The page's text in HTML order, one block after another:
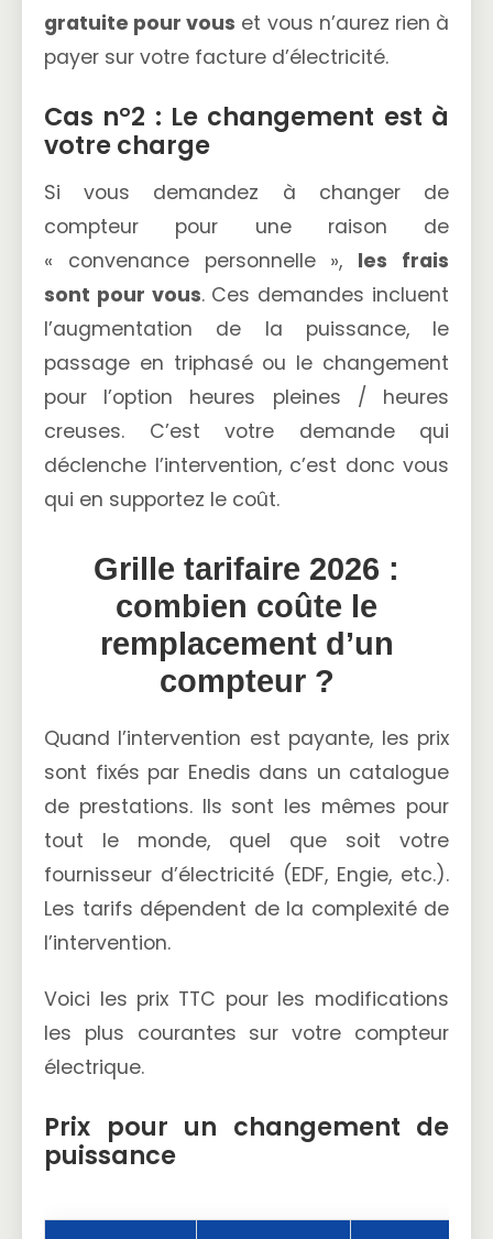
gratuite pour vous et vous n’aurez rien à
payer sur votre facture d’électricité.
Cas n°2 : Le changement est à
votre charge
Si vous demandez à changer de
compteur pour une raison de
« convenance personnelle », les frais
sont pour vous. Ces demandes incluent
l’augmentation de la puissance, le
passage en triphasé ou le changement
pour l’option heures pleines / heures
creuses. C’est votre demande qui
déclenche l’intervention, c’est donc vous
qui en supportez le coût.
Grille tarifaire 2026 :
combien coûte le
remplacement d’un
compteur ?
Quand l’intervention est payante, les prix
sont fixés par Enedis dans un catalogue
de prestations. Ils sont les mêmes pour
tout le monde, quel que soit votre
fournisseur d’électricité (EDF, Engie, etc.).
Les tarifs dépendent de la complexité de
l’intervention.
Voici les prix TTC pour les modifications
les plus courantes sur votre compteur
électrique.
Prix pour un changement de
puissance